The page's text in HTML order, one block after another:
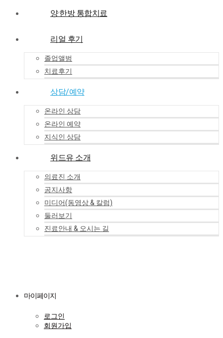
양·한방 통합치료
리얼 후기
졸업앨범
치료후기
상담/예약
온라인 상담
온라인 예약
지식인 상담
위드유 소개
의료진 소개
공지사항
미디어(동영상 & 칼럼)
둘러보기
진료안내 & 오시는 길
마이페이지
로그인
회원가입